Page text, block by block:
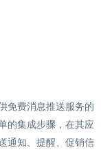
免费消息推送服务的
的集成步骤，在其应
通知、提醒、促销信